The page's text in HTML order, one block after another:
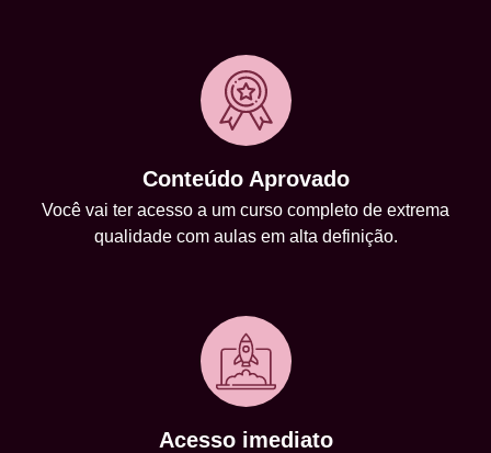
Conteúdo Aprovado
Você vai ter acesso a um curso completo de extrema
qualidade com aulas em alta definição.
Acesso imediato